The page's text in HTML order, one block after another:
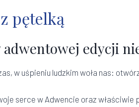
pętelką
adwentowej edycji
w uśpieniu ludzkim woła nas:
serce w Adwencie oraz